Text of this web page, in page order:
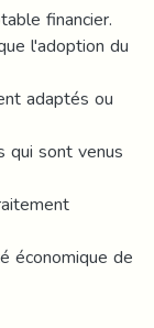
financier.
l'adoption du
adaptés ou
qui sont venus
économique de